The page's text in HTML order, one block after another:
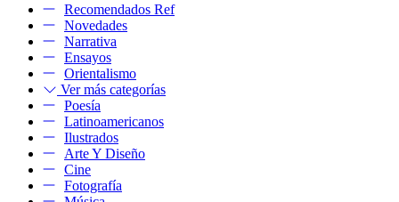
Recomendados Ref
Novedades
Narrativa
Ensayos
Orientalismo
Ver más categorías
Poesía
Latinoamericanos
Ilustrados
Arte Y Diseño
Cine
Fotografía